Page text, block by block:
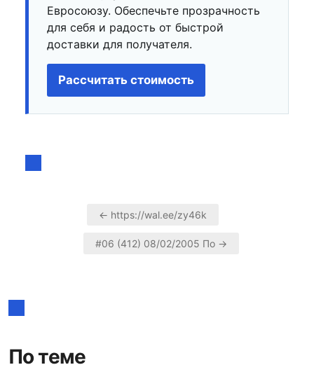
Евросоюзу. Обеспечьте прозрачность
для себя и радость от быстрой
доставки для получателя.
Рассчитать стоимость
Навигация
← https://wal.ee/zy46k
#06 (412) 08/02/2005 По →
По теме